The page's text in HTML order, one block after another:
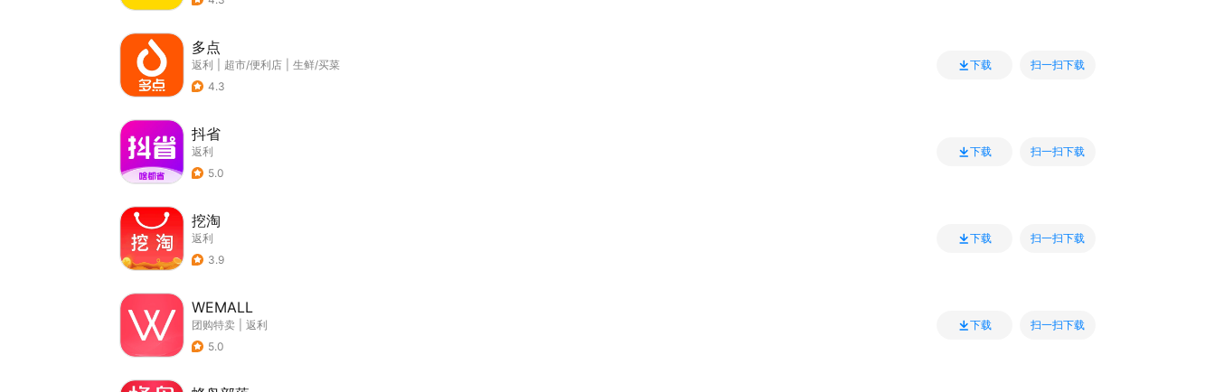
多点
返利 超市/便利店
生鲜/买菜
4.3
下载 扫一扫下载
抖省
返利
5.0
下载 扫一扫下载
挖淘
返利
3.9
下载 扫一扫下载
WEMALL
团购特卖
返利
5.0
下载 扫一扫下载